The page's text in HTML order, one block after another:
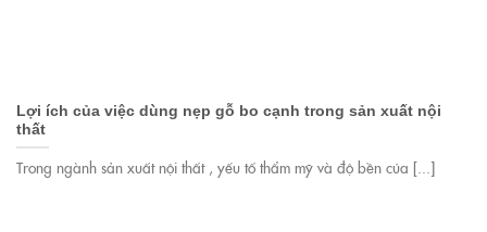
Lợi ích của việc dùng nẹp gỗ bo cạnh trong sản xuất nội
thất
Trong ngành sản xuất nội thất , yếu tố thẩm mỹ và độ bền của [...]